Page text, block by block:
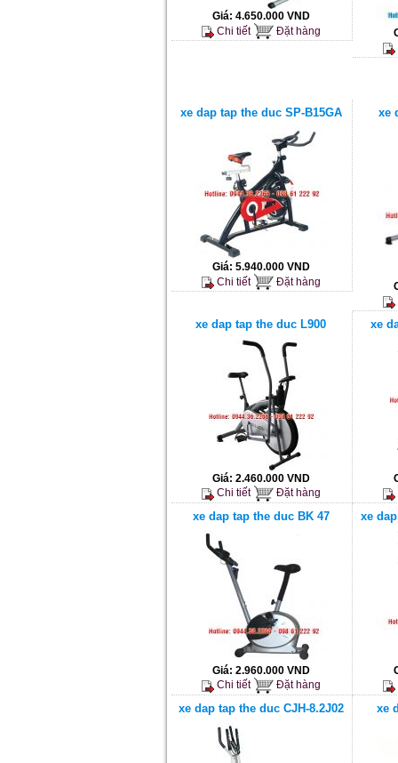
Giá: 4.650.000 VND
Chi tiết
Đặt hàng
xe dap tap the duc SP-B15GA
Giá: 5.940.000 VND
Chi tiết
Đặt hàng
xe
xe dap tap the duc L900
Giá: 2.460.000 VND
Chi tiết
Đặt hàng
xe
xe dap tap the duc BK 47
Giá: 2.960.000 VND
Chi tiết
Đặt hàng
xe
xe dap tap the duc CJH-8.2J02 xe